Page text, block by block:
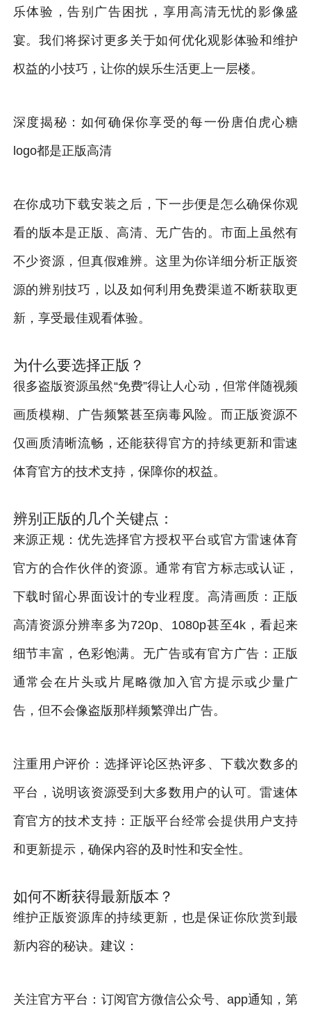
乐体验，告别广告困扰，享用高清无忧的影像盛
宴。我们将探讨更多关于如何优化观影体验和维护
权益的小技巧，让你的娱乐生活更上一层楼。
深度揭秘：如何确保你享受的每一份唐伯虎心糖
logo都是正版高清
在你成功下载安装之后，下一步便是怎么确保你观
看的版本是正版、高清、无广告的。市面上虽然有
不少资源，但真假难辨。这里为你详细分析正版资
源的辨别技巧，以及如何利用免费渠道不断获取更
新，享受最佳观看体验。
为什么要选择正版？
很多盗版资源虽然“免费”得让人心动，但常伴随视频
画质模糊、广告频繁甚至病毒风险。而正版资源不
仅画质清晰流畅，还能获得官方的持续更新和雷速
体育官方的技术支持，保障你的权益。
辨别正版的几个关键点：
来源正规：优先选择官方授权平台或官方雷速体育
官方的合作伙伴的资源。通常有官方标志或认证，
下载时留心界面设计的专业程度。高清画质：正版
高清资源分辨率多为720p、1080p甚至4k，看起来
细节丰富，色彩饱满。无广告或有官方广告：正版
通常会在片头或片尾略微加入官方提示或少量广
告，但不会像盗版那样频繁弹出广告。
注重用户评价：选择评论区热评多、下载次数多的
平台，说明该资源受到大多数用户的认可。雷速体
育官方的技术支持：正版平台经常会提供用户支持
和更新提示，确保内容的及时性和安全性。
如何不断获得最新版本？
维护正版资源库的持续更新，也是保证你欣赏到最
新内容的秘诀。建议：
关注官方平台：订阅官方微信公众号、app通知，第